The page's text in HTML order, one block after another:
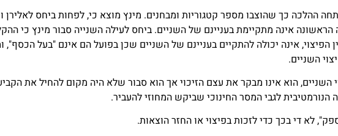
ההלכה כך שהוצבו מספר קטגוריות ומבחנים. מינץ מוצא כי, לפחות ביחס לאלירן
אינה מתקיימת בעניינם של השניים. ביחס לעילה השנייה סבור מינץ כי
אינה יכולה להתקיים בעניינם של השניים שכן בפועל הם אינם "בעל הכסף",
השניים.
השניים, הוא אינו מבקר את עצם הזיכוי אך הוא סבור שלא היה מקום להחיל את
לגבי המסר החינוכי שביקש המחוזי להעביר.
לא די בכך כדי לזכות בפיצוי או החזר הוצאות.